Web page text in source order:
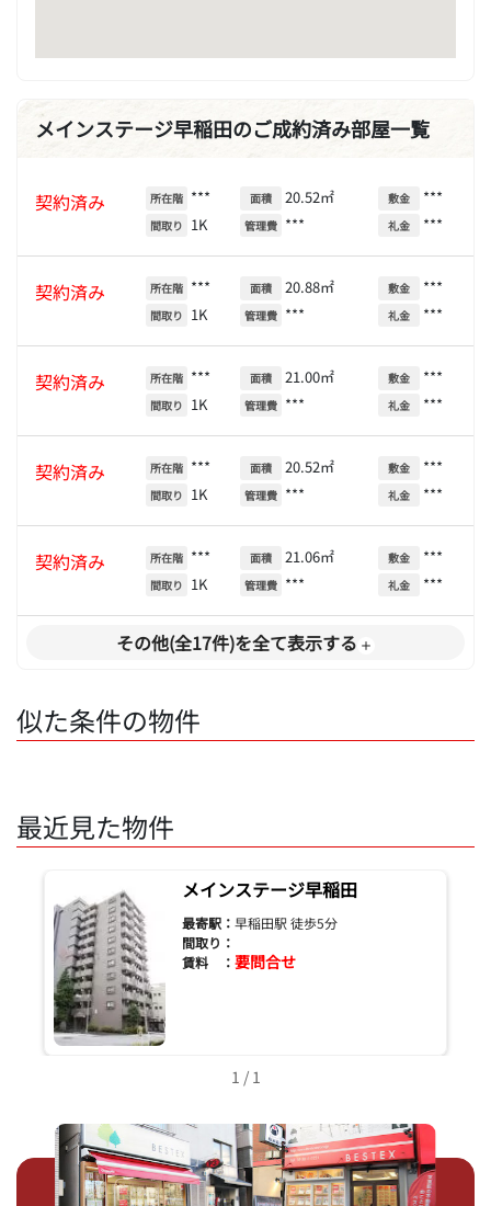
メインステージ早稲田のご成約済み部屋一覧
契約済み 所在階 ***
間取り 1K
面積 20.52㎡
管理費 ***
敷金 ***
礼金 ***
契約済み 所在階 ***
間取り 1K
面積 20.88㎡
管理費 ***
敷金 ***
礼金 ***
契約済み 所在階 ***
間取り 1K
面積 21.00㎡
管理費 ***
敷金 ***
礼金 ***
契約済み 所在階 ***
間取り 1K
面積 20.52㎡
管理費 ***
敷金 ***
礼金 ***
契約済み 所在階 ***
間取り 1K
面積 21.06㎡
管理費 ***
敷金 ***
礼金 ***
その他(全17件)を全て表示する
似た条件の物件
最近見た物件
メインステージ早稲田
最寄駅： 早稲田駅 徒歩5分
間取り：
賃料 ： 要問合せ
1 / 1